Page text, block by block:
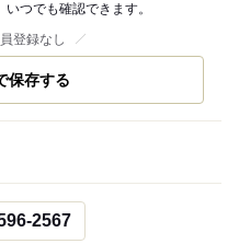
つでも確認できます。
登録なし
保存する
2567